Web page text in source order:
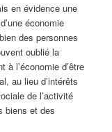
en évidence une
économie
des personnes
oublié la
l’économie d’être
au lieu d’intérêts
de l’activité
biens et des